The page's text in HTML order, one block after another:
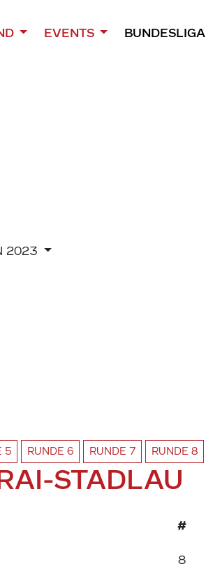
EVENTS BUNDESLIGA
2023
5 RUNDE 6 RUNDE 7 RUNDE 8
STADLAU
#
8